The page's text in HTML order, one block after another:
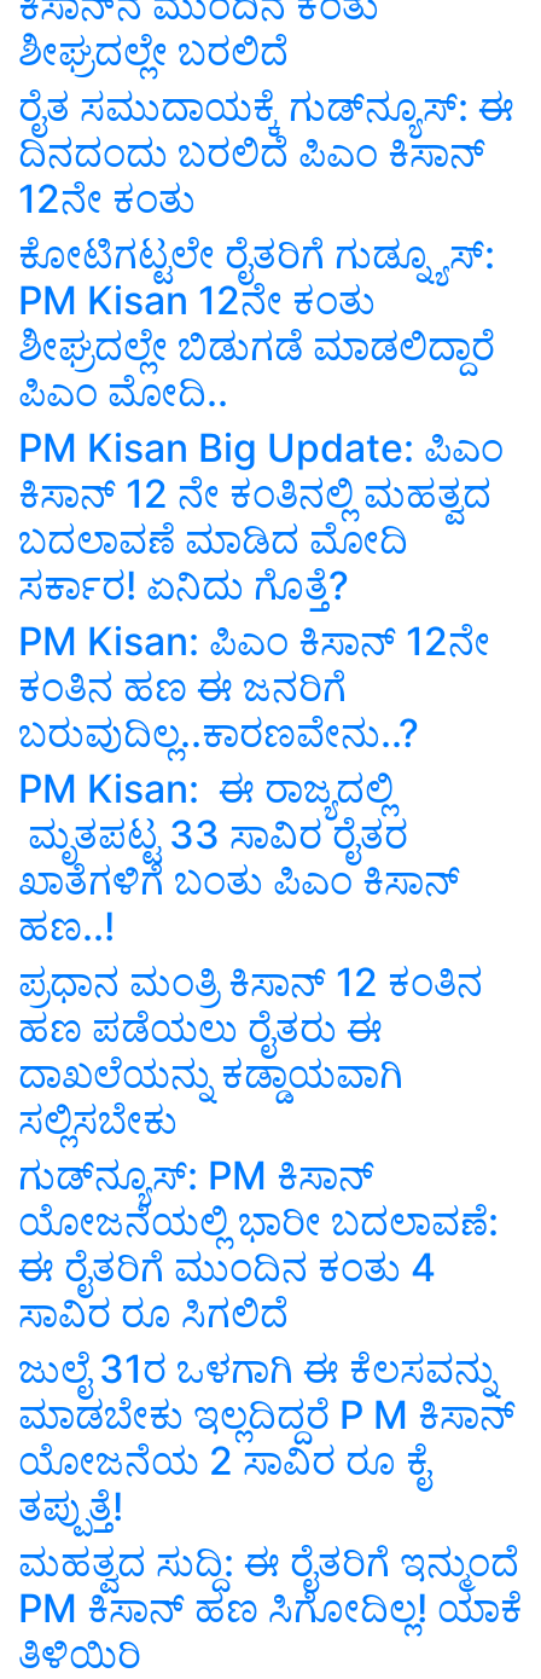
ಶೀಘ್ರದಲ್ಲೇ ಬರಲಿದೆ
ರೈತ ಸಮುದಾಯಕ್ಕೆ ಗುಡ್‌ನ್ಯೂಸ್‌: ಈ
ದಿನದಂದು ಬರಲಿದೆ ಪಿಎಂ ಕಿಸಾನ್‌
12ನೇ ಕಂತು
ಕೋಟಿಗಟ್ಟಲೇ ರೈತರಿಗೆ ಗುಡ್ನ್ಯೂಸ್:
PM Kisan 12ನೇ ಕಂತು
ಶೀಘ್ರದಲ್ಲೇ ಬಿಡುಗಡೆ ಮಾಡಲಿದ್ದಾರೆ
ಪಿಎಂ ಮೋದಿ..
PM Kisan Big Update: ಪಿಎಂ
ಕಿಸಾನ್‌ 12 ನೇ ಕಂತಿನಲ್ಲಿ ಮಹತ್ವದ
ಬದಲಾವಣೆ ಮಾಡಿದ ಮೋದಿ
ಸರ್ಕಾರ! ಏನಿದು ಗೊತ್ತೆ?
PM Kisan: ಪಿಎಂ ಕಿಸಾನ್‌ 12ನೇ
ಕಂತಿನ ಹಣ ಈ ಜನರಿಗೆ
ಬರುವುದಿಲ್ಲ..ಕಾರಣವೇನು..?
PM Kisan: ಈ ರಾಜ್ಯದಲ್ಲಿ
ಮೃತಪಟ್ಟ 33 ಸಾವಿರ ರೈತರ
ಖಾತೆಗಳಿಗೆ ಬಂತು ಪಿಎಂ ಕಿಸಾನ್
ಹಣ..!
ಪ್ರಧಾನ ಮಂತ್ರಿ ಕಿಸಾನ್ 12 ಕಂತಿನ
ಹಣ ಪಡೆಯಲು ರೈತರು ಈ
ದಾಖಲೆಯನ್ನು ಕಡ್ಡಾಯವಾಗಿ
ಸಲ್ಲಿಸಬೇಕು
ಗುಡ್‌ನ್ಯೂಸ್‌: PM ಕಿಸಾನ್
ಯೋಜನೆಯಲ್ಲಿ ಭಾರೀ ಬದಲಾವಣೆ:
ಈ ರೈತರಿಗೆ ಮುಂದಿನ ಕಂತು 4
ಸಾವಿರ ರೂ ಸಿಗಲಿದೆ
ಜುಲೈ 31ರ ಒಳಗಾಗಿ ಈ ಕೆಲಸವನ್ನು
ಮಾಡಬೇಕು ಇಲ್ಲದಿದ್ದರೆ P M ಕಿಸಾನ್
ಯೋಜನೆಯ 2 ಸಾವಿರ ರೂ ಕೈ
ತಪ್ಪುತ್ತೆ!
ಮಹತ್ವದ ಸುದ್ದಿ: ಈ ರೈತರಿಗೆ ಇನ್ಮುಂದೆ
PM ಕಿಸಾನ್‌ ಹಣ ಸಿಗೋದಿಲ್ಲ! ಯಾಕೆ
ತಿಳಿಯಿರಿ